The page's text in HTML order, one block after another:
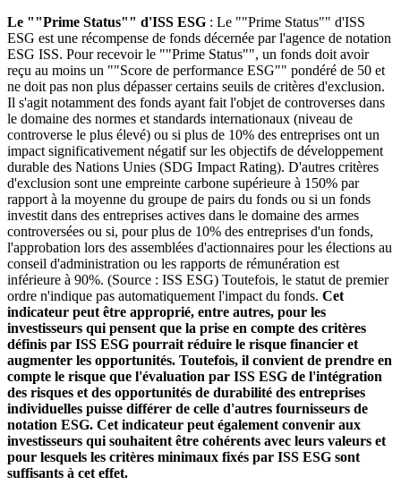
Le ""Prime Status"" d'ISS ESG : Le ""Prime Status"" d'ISS
ESG est une récompense de fonds décernée par l'agence de notation
ESG ISS. Pour recevoir le ""Prime Status"", un fonds doit avoir
reçu au moins un ""Score de performance ESG"" pondéré de 50 et
ne doit pas non plus dépasser certains seuils de critères d'exclusion.
Il s'agit notamment des fonds ayant fait l'objet de controverses dans
le domaine des normes et standards internationaux (niveau de
controverse le plus élevé) ou si plus de 10% des entreprises ont un
impact significativement négatif sur les objectifs de développement
durable des Nations Unies (SDG Impact Rating). D'autres critères
d'exclusion sont une empreinte carbone supérieure à 150% par
rapport à la moyenne du groupe de pairs du fonds ou si un fonds
investit dans des entreprises actives dans le domaine des armes
controversées ou si, pour plus de 10% des entreprises d'un fonds,
l'approbation lors des assemblées d'actionnaires pour les élections au
conseil d'administration ou les rapports de rémunération est
inférieure à 90%. (Source : ISS ESG) Toutefois, le statut de premier
ordre n'indique pas automatiquement l'impact du fonds. Cet
indicateur peut être approprié, entre autres, pour les
investisseurs qui pensent que la prise en compte des critères
définis par ISS ESG pourrait réduire le risque financier et
augmenter les opportunités. Toutefois, il convient de prendre en
compte le risque que l'évaluation par ISS ESG de l'intégration
des risques et des opportunités de durabilité des entreprises
individuelles puisse différer de celle d'autres fournisseurs de
notation ESG. Cet indicateur peut également convenir aux
investisseurs qui souhaitent être cohérents avec leurs valeurs et
pour lesquels les critères minimaux fixés par ISS ESG sont
suffisants à cet effet.